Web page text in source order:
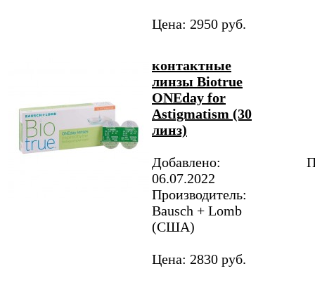
Цена: 2950 руб.
контактные
линзы Biotrue
ONEday for
Аstigmatism (30
линз)
Добавлено:
06.07.2022
Производитель:
Bausch + Lomb
(США)
Цена: 2830 руб.